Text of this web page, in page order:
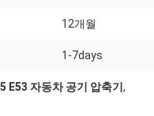
12개월
1-7days
E53 자동차 공기 압축기 ,